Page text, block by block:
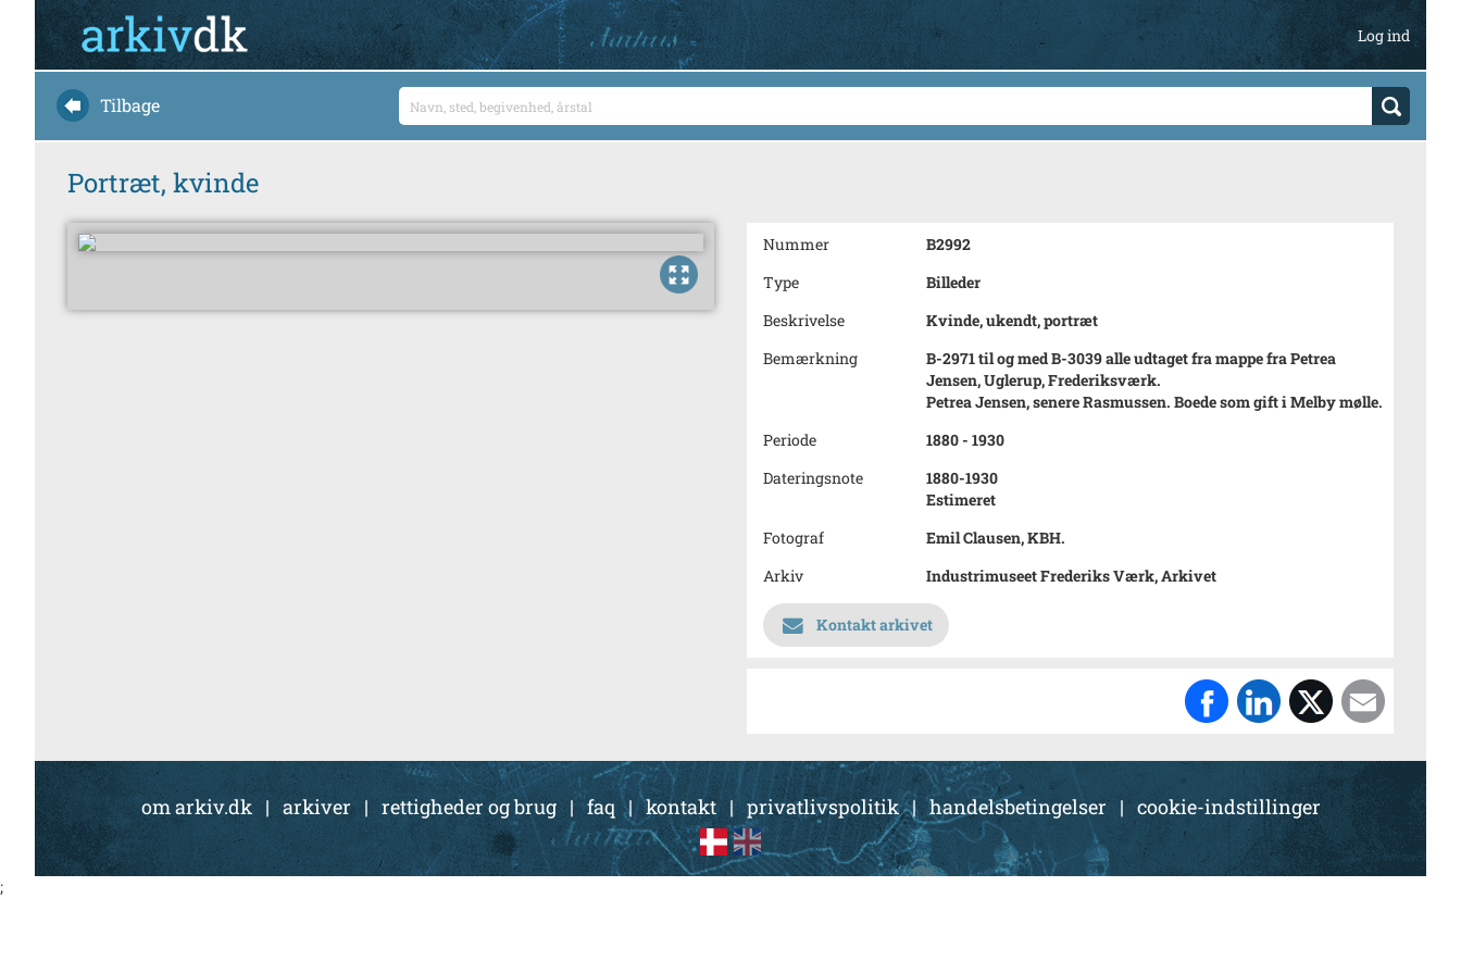
Log ind
Tilbage
Portræt, kvinde
Nummer
B2992
Type
Billeder
Beskrivelse
Kvinde, ukendt, portræt
Bemærkning
B-2971 til og med B-3039 alle udtaget fra mappe fra Petrea
Jensen, Uglerup, Frederiksværk.
Petrea Jensen, senere Rasmussen. Boede som gift i Melby mølle.
Periode
1880 - 1930
Dateringsnote
1880-1930
Estimeret
Fotograf
Emil Clausen, KBH.
Arkiv
Industrimuseet Frederiks Værk, Arkivet
Kontakt arkivet
om arkiv.dk | arkiver| rettigheder og brug|faq |kontakt| privatlivspolitik|handelsbetingelser | cookie-indstillinger
;